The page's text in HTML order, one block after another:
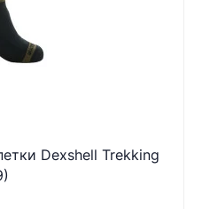
Dexshell Trekking